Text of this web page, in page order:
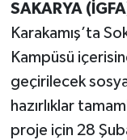
SAKARYA
Karakamış’ta
Kampüsü
geçirilecek
hazırlıklar
proje için 28